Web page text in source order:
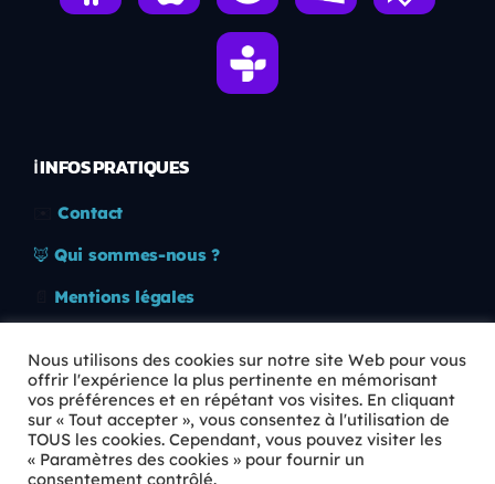
ℹ️ INFOS PRATIQUES
Contact
🦊 Qui sommes-nous ?
Mentions légales
🛡️ RGPD
Copyright © 2026 Animkids. Tous droits réservés.
Nous utilisons des cookies sur notre site Web pour vous
offrir l'expérience la plus pertinente en mémorisant
vos préférences et en répétant vos visites. En cliquant
sur « Tout accepter », vous consentez à l'utilisation de
TOUS les cookies. Cependant, vous pouvez visiter les
« Paramètres des cookies » pour fournir un
consentement contrôlé.